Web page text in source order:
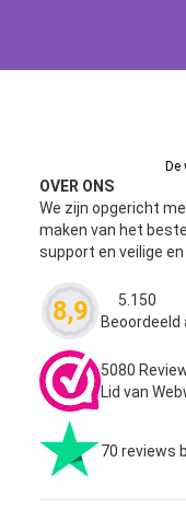
OVER ONS
We zijn opgericht
maken van het
support en veilige
8,9 Waardering
5.150
Beoordeeld
5080
Lid van
70 reviews